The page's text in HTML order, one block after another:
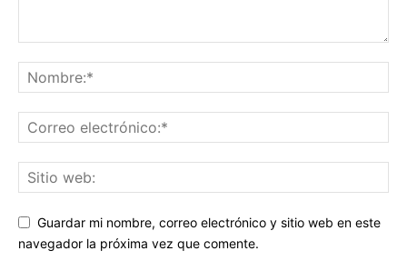
Guardar mi nombre, correo electrónico y sitio web en este
navegador la próxima vez que comente.